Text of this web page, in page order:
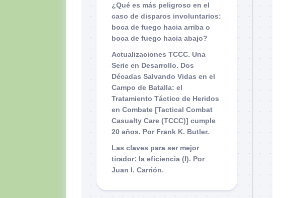
¿Qué es más peligroso en el
caso de disparos involuntarios:
boca de fuego hacia arriba o
boca de fuego hacia abajo?
Actualizaciones TCCC. Una
Serie en Desarrollo. Dos
Décadas Salvando Vidas en el
Campo de Batalla: el
Tratamiento Táctico de Heridos
en Combate [Tactical Combat
Casualty Care (TCCC)] cumple
20 años. Por Frank K. Butler.
Las claves para ser mejor
tirador: la eficiencia (I). Por
Juan I. Carrión.